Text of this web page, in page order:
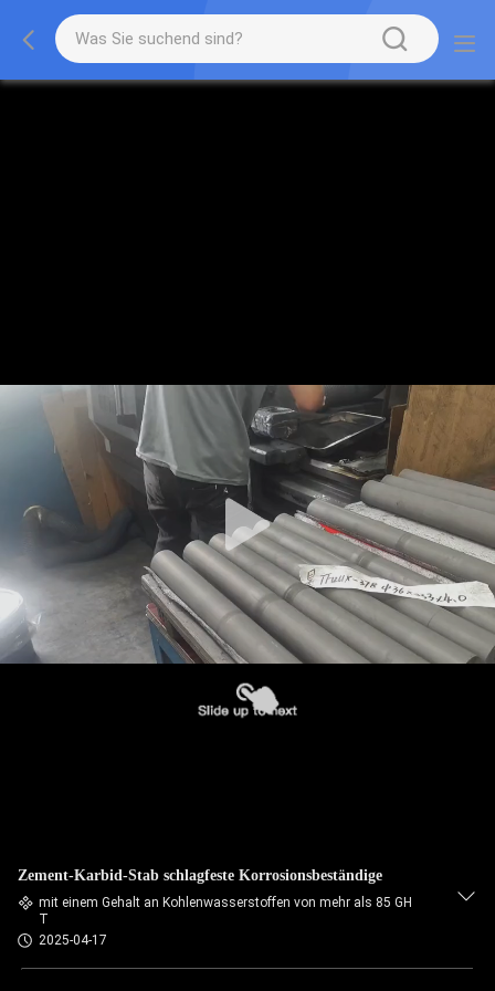
Zement-Karbid-Stab schlagfeste Korrosionsbeständige
mit einem Gehalt an Kohlenwasserstoffen von mehr als 85 GH
T
2025-04-17